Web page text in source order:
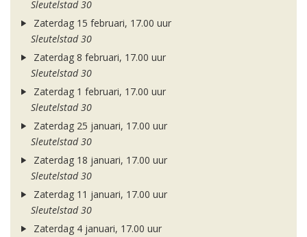
Sleutelstad 30
Zaterdag 15 februari, 17.00 uur
Sleutelstad 30
Zaterdag 8 februari, 17.00 uur
Sleutelstad 30
Zaterdag 1 februari, 17.00 uur
Sleutelstad 30
Zaterdag 25 januari, 17.00 uur
Sleutelstad 30
Zaterdag 18 januari, 17.00 uur
Sleutelstad 30
Zaterdag 11 januari, 17.00 uur
Sleutelstad 30
Zaterdag 4 januari, 17.00 uur